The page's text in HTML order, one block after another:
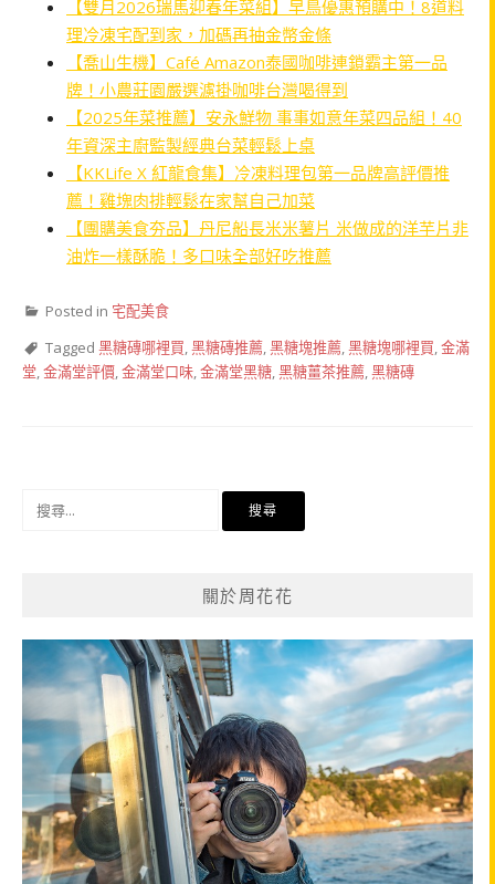
【雙月2026瑞馬迎春年菜組】早鳥優惠預購中！8道料
理冷凍宅配到家，加碼再抽金幣金條
【喬山生機】Café Amazon泰國咖啡連鎖霸主第一品
牌！小農莊園嚴選濾掛咖啡台灣喝得到
【2025年菜推薦】安永鮮物 事事如意年菜四品組！40
年資深主廚監製經典台菜輕鬆上桌
【KKLife X 紅龍食集】冷凍料理包第一品牌高評價推
薦！雞塊肉排輕鬆在家幫自己加菜
【團購美食夯品】丹尼船長米米薯片 米做成的洋芋片非
油炸一樣酥脆！多口味全部好吃推薦
Posted in 宅配美食
Tagged 黑糖磚哪裡買,黑糖磚推薦,黑糖塊推薦,黑糖塊哪裡買,金滿
堂,金滿堂評價,金滿堂口味,金滿堂黑糖,黑糖薑茶推薦,黑糖磚
關於周花花